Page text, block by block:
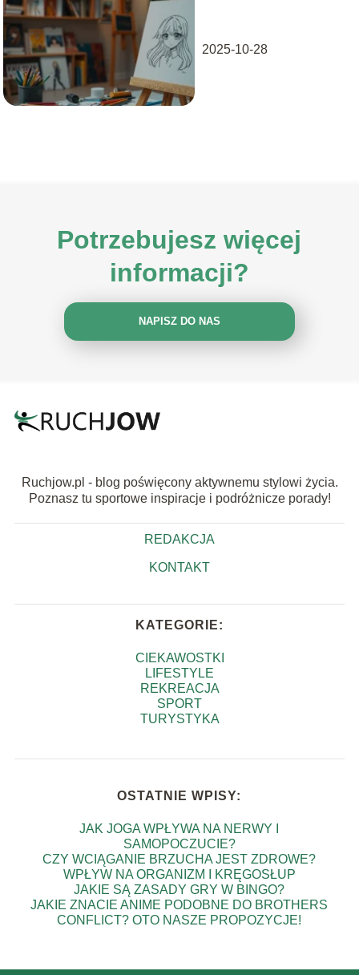
2025-10-28
Potrzebujesz więcej
informacji?
NAPISZ DO NAS
Ruchjow.pl - blog poświęcony aktywnemu stylowi życia.
Poznasz tu sportowe inspiracje i podróżnicze porady!
REDAKCJA
KONTAKT
KATEGORIE:
CIEKAWOSTKI
LIFESTYLE
REKREACJA
SPORT
TURYSTYKA
OSTATNIE WPISY:
JAK JOGA WPŁYWA NA NERWY I
SAMOPOCZUCIE?
CZY WCIĄGANIE BRZUCHA JEST ZDROWE?
WPŁYW NA ORGANIZM I KRĘGOSŁUP
JAKIE SĄ ZASADY GRY W BINGO?
JAKIE ZNACIE ANIME PODOBNE DO BROTHERS
CONFLICT? OTO NASZE PROPOZYCJE!